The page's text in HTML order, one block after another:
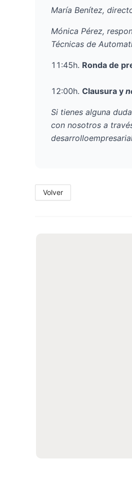
María Benítez,
Mónica Pérez,
Técnicas de
11:45h. Ronda de
12:00h.Clausura y
Si tienes alguna
con nosotros a
Volver